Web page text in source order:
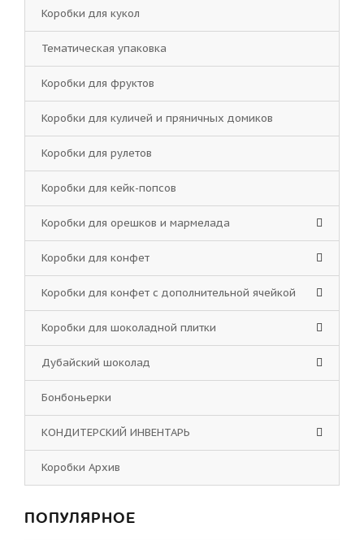
Коробки для кукол
Тематическая упаковка
Коробки для фруктов
Коробки для куличей и пряничных домиков
Коробки для рулетов
Коробки для кейк-попсов
Коробки для орешков и мармелада
Коробки для конфет
Коробки для конфет с дополнительной ячейкой
Коробки для шоколадной плитки
Дубайский шоколад
Бонбоньерки
КОНДИТЕРСКИЙ ИНВЕНТАРЬ
Коробки Архив
ПОПУЛЯРНОЕ